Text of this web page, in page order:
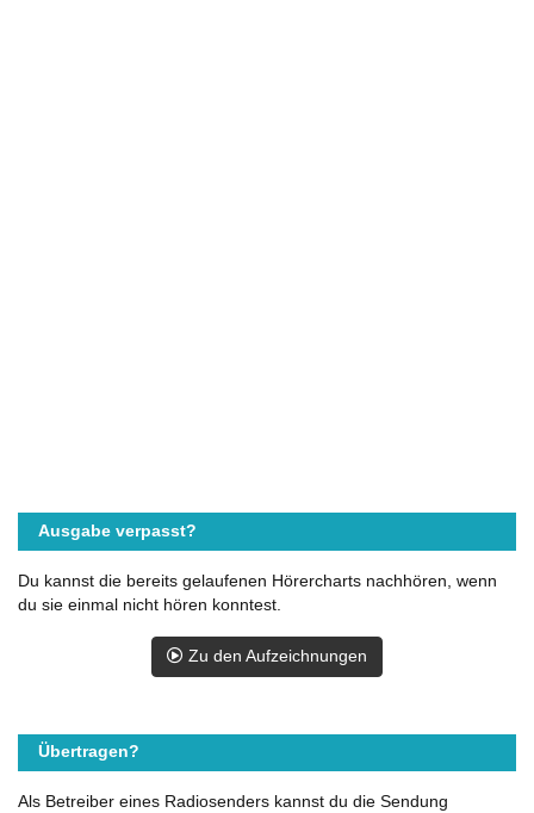
Ausgabe verpasst?
Du kannst die bereits gelaufenen Hörercharts nachhören, wenn
du sie einmal nicht hören konntest.
Zu den Aufzeichnungen
Übertragen?
Als Betreiber eines Radiosenders kannst du die Sendung